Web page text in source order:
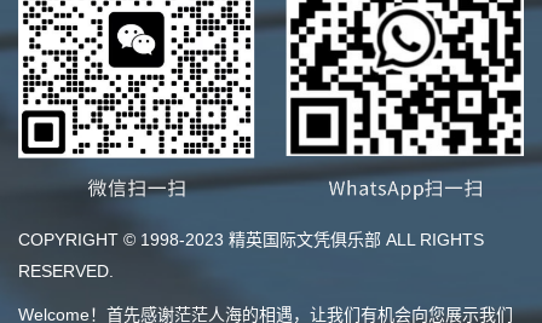
COPYRIGHT © 1998-2023 精英国际文凭俱乐部 ALL RIGHTS
RESERVED.
Welcome！首先感谢茫茫人海的相遇，让我们有机会向您展示我们